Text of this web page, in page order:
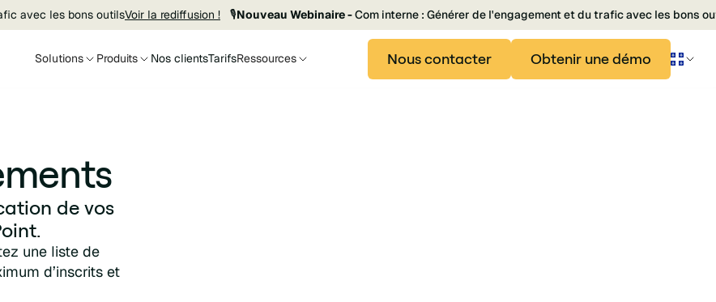
avec les bons outilsVoir la rediffusion ! 🎙️Nouveau Webinaire -Com interne : Générer de l'engagement et du trafic avec les bons
Solutions Produits Nos clientsTarifsRessources Nous contacter Obtenir une démo
de vos
une liste de
d’inscrits et